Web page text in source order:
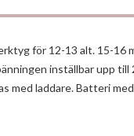
för 12-13 alt. 15-16
inställbar upp till
med laddare. Batteri